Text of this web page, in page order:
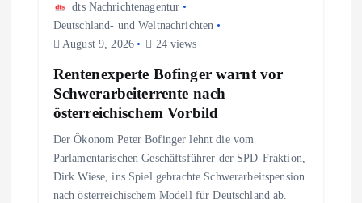
dts Nachrichtenagentur
Deutschland- und Weltnachrichten
August 9, 2026
24 views
Rentenexperte Bofinger warnt vor
Schwerarbeiterrente nach
österreichischem Vorbild
Der Ökonom Peter Bofinger lehnt die vom
Parlamentarischen Geschäftsführer der SPD-Fraktion,
Dirk Wiese, ins Spiel gebrachte Schwerarbeitspension
nach österreichischem Modell für Deutschland ab.